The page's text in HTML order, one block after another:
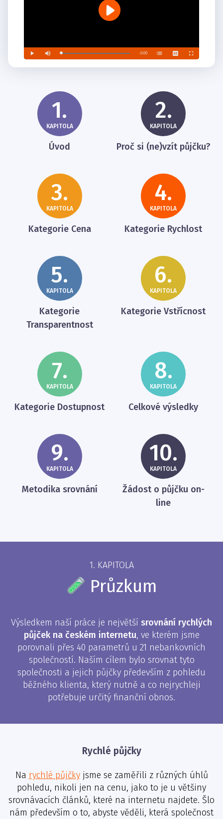
1.
KAPITOLA
Úvod
2.
KAPITOLA
Proč si (ne)vzít půjčku?
3.
KAPITOLA
Kategorie Cena
4.
KAPITOLA
Kategorie Rychlost
5.
KAPITOLA
Kategorie
Transparentnost
6.
KAPITOLA
Kategorie Vstřícnost
7.
KAPITOLA
Kategorie Dostupnost
8.
KAPITOLA
Celkové výsledky
9.
KAPITOLA
Metodika srovnání
10.
KAPITOLA
Žádost o půjčku on-
line
1. KAPITOLA
Průzkum
Výsledkem naší práce je největší srovnání rychlých
půjček na českém internetu, ve kterém jsme
porovnali přes 40 parametrů u 21 nebankovních
společností. Naším cílem bylo srovnat tyto
společnosti a jejich půjčky především z pohledu
běžného klienta, který nutně a co nejrychleji
potřebuje určitý finanční obnos.
Rychlé půjčky
Na rychlé půjčkyjsme se zaměřili z různých úhlů
pohledu, nikoli jen na cenu, jako to je u většiny
srovnávacích článků, které na internetu najdete. Šlo
nám především o to, abyste věděli, která společnost